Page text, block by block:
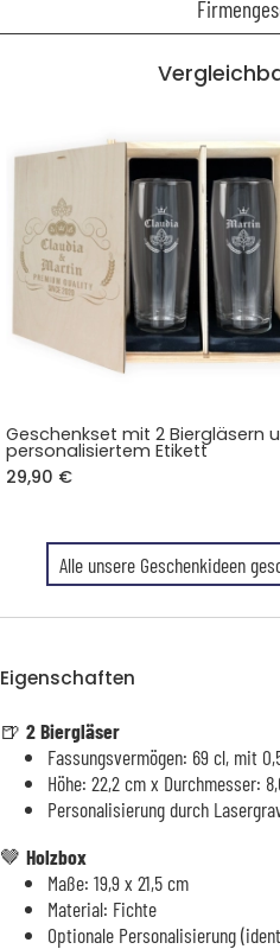
Geschenkset mit 2 Biergläsern
personalisiertem Etikett
29,90 €
Alle unsere Geschenkideen
Eigenschaften
🍺 2 Biergläser
Fassungsvermögen: 69 cl, mit
Höhe: 22,2 cm x Durchmesser:
Personalisierung durch
🤎 Holzbox
Maße: 19,9 x 21,5 cm
Material: Fichte
Optionale Personalisierung